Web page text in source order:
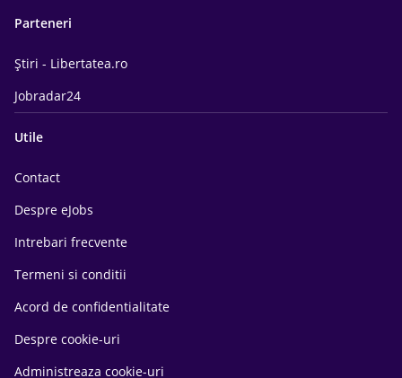
Parteneri
Știri - Libertatea.ro
Jobradar24
Utile
Contact
Despre eJobs
Intrebari frecvente
Termeni si conditii
Acord de confidentialitate
Despre cookie-uri
Administreaza cookie-uri